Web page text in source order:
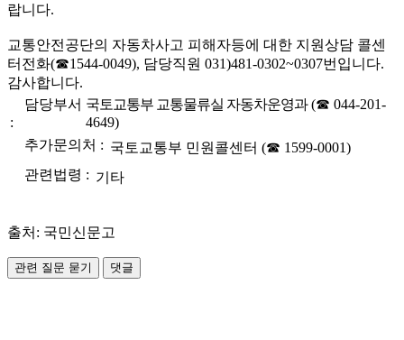
랍니다.
교통안전공단의 자동차사고 피해자등에 대한 지원상담 콜센
터전화(☎1544-0049), 담당직원 031)481-0302~0307번입니다.
감사합니다.
담당부서
:
국토교통부 교통물류실 자동차운영과(☎ 044-201-
4649)
추가문의처 : 국토교통부 민원콜센터 (☎ 1599-0001)
관련법령 : 기타
출처: 국민신문고